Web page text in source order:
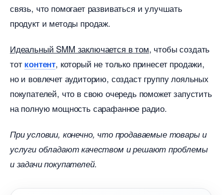
связь, что помогает развиваться и улучшать
продукт и методы продаж.
Идеальный SMM заключается в том, чтобы создать
тот контент, который не только принесет продажи,
но и вовлечет аудиторию, создаст группу лояльных
покупателей, что в свою очередь поможет запустить
на полную мощность сарафанное радио.
При условии, конечно, что продаваемые товары и
услуги обладают качеством и решают проблемы
и задачи покупателей.